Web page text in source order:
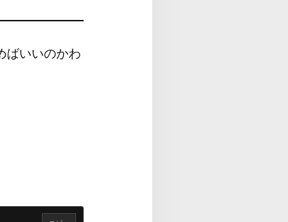
ばいいのかわ